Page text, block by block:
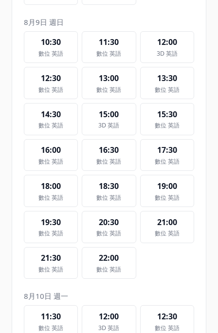
8月9日 週日
10:30
數位 英語
11:30
數位 英語
12:00
3D 英語
12:30
數位 英語
13:00
數位 英語
13:30
數位 英語
14:30
數位 英語
15:00
3D 英語
15:30
數位 英語
16:00
數位 英語
16:30
數位 英語
17:30
數位 英語
18:00
數位 英語
18:30
數位 英語
19:00
數位 英語
19:30
數位 英語
20:30
數位 英語
21:00
數位 英語
21:30
數位 英語
22:00
數位 英語
8月10日 週一
11:30
數位 英語
12:00
3D 英語
12:30
數位 英語